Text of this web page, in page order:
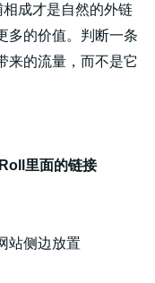
成才是自然的外链
多的价值。判断一条
来的流量，而不是它
里面的链接
站侧边放置